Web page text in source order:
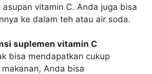
asupan vitamin C. Anda juga bisa
ke dalam teh atau air soda.
suplemen vitamin C
bisa mendapatkan cukup
Anda bisa